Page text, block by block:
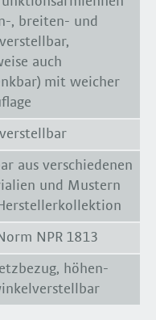
, breiten- und
auch
mit weicher
aus verschiedenen
und Mustern
NPR 1813
höhen-